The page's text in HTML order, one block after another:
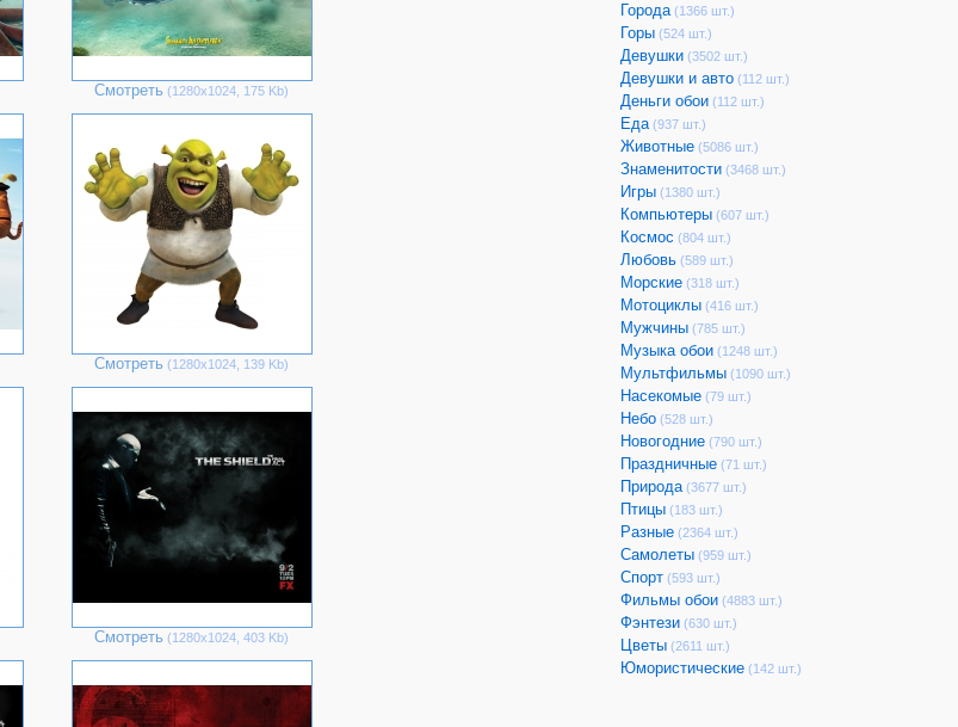
Смотреть (1280х1024, 175 Kb)
Смотреть (1280х1024, 139 Kb)
Смотреть (1280х1024, 403 Kb)
Города(1366 шт.)
Горы(524 шт.)
Девушки(3502 шт.)
Девушки и авто(112 шт.)
Деньги обои(112 шт.)
Еда(937 шт.)
Животные(5086 шт.)
Знаменитости(3468 шт.)
Игры(1380 шт.)
Компьютеры(607 шт.)
Космос (804 шт.)
Любовь(589 шт.)
Морские(318 шт.)
Мотоциклы(416 шт.)
Мужчины(785 шт.)
Музыка обои(1248 шт.)
Мультфильмы(1090 шт.)
Насекомые(79 шт.)
Небо(528 шт.)
Новогодние(790 шт.)
Праздничные(71 шт.)
Природа(3677 шт.)
Птицы(183 шт.)
Разные(2364 шт.)
Самолеты(959 шт.)
Спорт(593 шт.)
Фильмы обои(4883 шт.)
Фэнтези(630 шт.)
Цветы(2611 шт.)
Юмористические(142 шт.)